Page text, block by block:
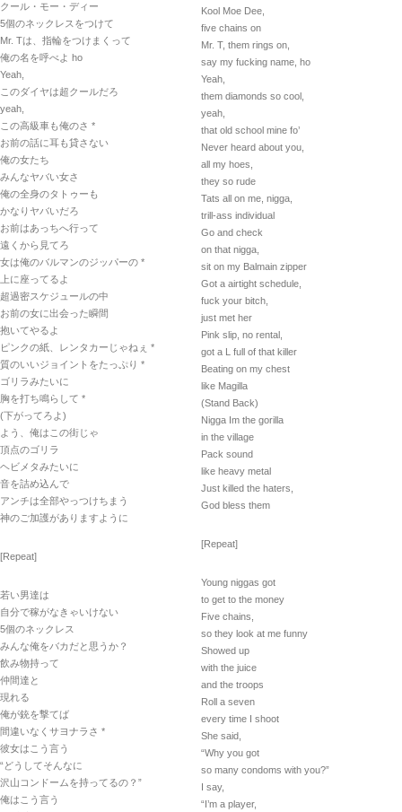
クール・モー・ディー
5個のネックレスをつけて
Mr. Tは、指輪をつけまくって
俺の名を呼べよ ho
Yeah,
このダイヤは超クールだろ
yeah,
この高級車も俺のさ *
お前の話に耳も貸さない
俺の女たち
みんなヤバい女さ
俺の全身のタトゥーも
かなりヤバいだろ
お前はあっちへ行って
遠くから見てろ
女は俺のバルマンのジッパーの *
上に座ってるよ
超過密スケジュールの中
お前の女に出会った瞬間
抱いてやるよ
ピンクの紙、レンタカーじゃねぇ *
質のいいジョイントをたっぷり *
ゴリラみたいに
胸を打ち鳴らして *
(下がってろよ)
よう、俺はこの街じゃ
頂点のゴリラ
ヘビメタみたいに
音を詰め込んで
アンチは全部やっつけちまう
神のご加護がありますように
[Repeat]
若い男達は
自分で稼がなきゃいけない
5個のネックレス
みんな俺をバカだと思うか？
飲み物持って
仲間達と
現れる
俺が銃を撃てば
間違いなくサヨナラさ *
彼女はこう言う
“どうしてそんなに
沢山コンドームを持ってるの？”
俺はこう言う
Kool Moe Dee,
five chains on
Mr. T, them rings on,
say my fucking name, ho
Yeah,
them diamonds so cool,
yeah,
that old school mine fo’
Never heard about you,
all my hoes,
they so rude
Tats all on me, nigga,
trill-ass individual
Go and check
on that nigga,
sit on my Balmain zipper
Got a airtight schedule,
fuck your bitch,
just met her
Pink slip, no rental,
got a L full of that killer
Beating on my chest
like Magilla
(Stand Back)
Nigga Im the gorilla
in the village
Pack sound
like heavy metal
Just killed the haters,
God bless them
[Repeat]
Young niggas got
to get to the money
Five chains,
so they look at me funny
Showed up
with the juice
and the troops
Roll a seven
every time I shoot
She said,
“Why you got
so many condoms with you?”
I say,
“I’m a player,